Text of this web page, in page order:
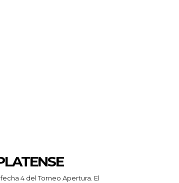
4 del Torneo Apertura. El